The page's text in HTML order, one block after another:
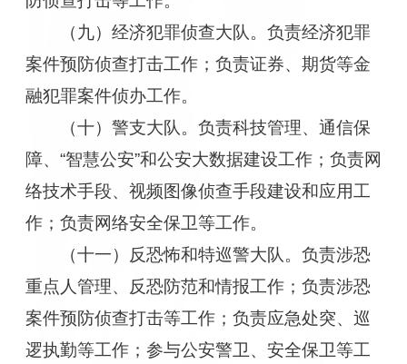
（九）经济犯罪侦查大队。负责经济犯罪
案件预防侦查打击工作；负责证券、期货等金
融犯罪案件侦办工作。
（十）警支大队。负责科技管理、通信保
障、“智慧公安”和公安大数据建设工作；负责网
络技术手段、视频图像侦查手段建设和应用工
作；负责网络安全保卫等工作。
（十一）反恐怖和特巡警大队。负责涉恐
重点人管理、反恐防范和情报工作；负责涉恐
案件预防侦查打击等工作；负责应急处突、巡
逻执勤等工作；参与公安警卫、安全保卫等工